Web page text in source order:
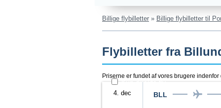
Kun direkte fly
Billige flybilletter » Billige flybilletter til
Flybilletter fra
Priserne er fundet af vores brugere
4. dec BLL